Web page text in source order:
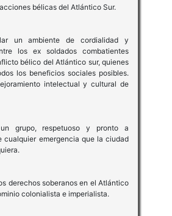
bélicas del Atlántico Sur.
un ambiente de cordialidad y
los ex soldados combatientes
bélico del Atlántico sur, quienes
los beneficios sociales posibles.
intelectual y cultural de
grupo, respetuoso y pronto a
cualquier emergencia que la ciudad
derechos soberanos en el Atlántico
colonialista e imperialista.